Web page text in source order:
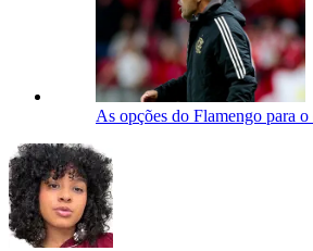
As opções do Flamengo para